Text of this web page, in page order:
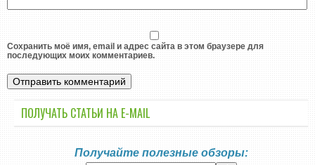
Сохранить моё имя, email и адрес сайта в этом браузере для
последующих моих комментариев.
ПОЛУЧАТЬ СТАТЬИ НА E-MАIL
Получайте полезные обзоры: